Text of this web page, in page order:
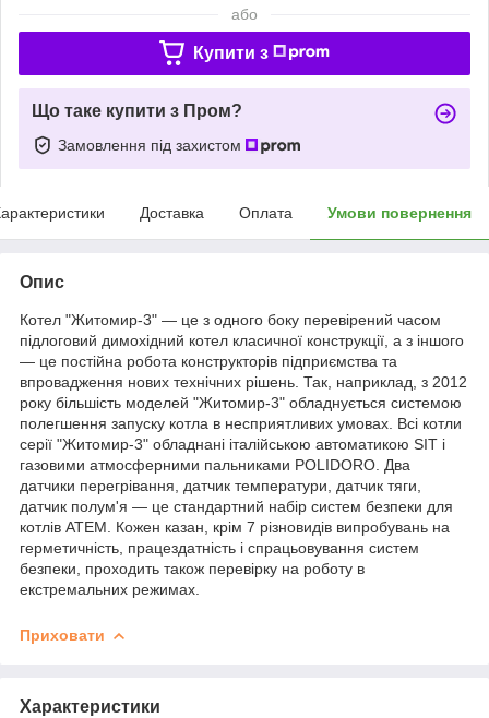
або
Купити з
Що таке купити з Пром?
Замовлення під захистом
Доставка Оплата Умови повернення
Опис
Котел "Житомир-3" — це з одного боку перевірений часом
підлоговий димохідний котел класичної конструкції, а з іншого
— це постійна робота конструкторів підприємства та
впровадження нових технічних рішень. Так, наприклад, з 2012
року більшість моделей "Житомир-3" обладнується системою
полегшення запуску котла в несприятливих умовах. Всі котли
серії "Житомир-3" обладнані італійською автоматикою SIT і
газовими атмосферними пальниками POLIDORO. Два
датчики перегрівання, датчик температури, датчик тяги,
датчик полум'я — це стандартний набір систем безпеки для
котлів АТЕМ. Кожен казан, крім 7 різновидів випробувань на
герметичність, працездатність і спрацьовування систем
безпеки, проходить також перевірку на роботу в
екстремальних режимах.
Приховати
Характеристики